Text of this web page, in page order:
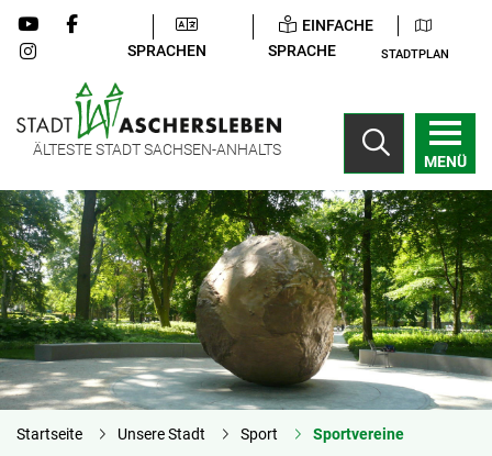
SPRACHEN
EINFACHE
SPRACHE
STADTPLAN
ÄLTESTE STADT SACHSEN-ANHALTS
MENÜ
Startseite Unsere Stadt Sport Sportvereine